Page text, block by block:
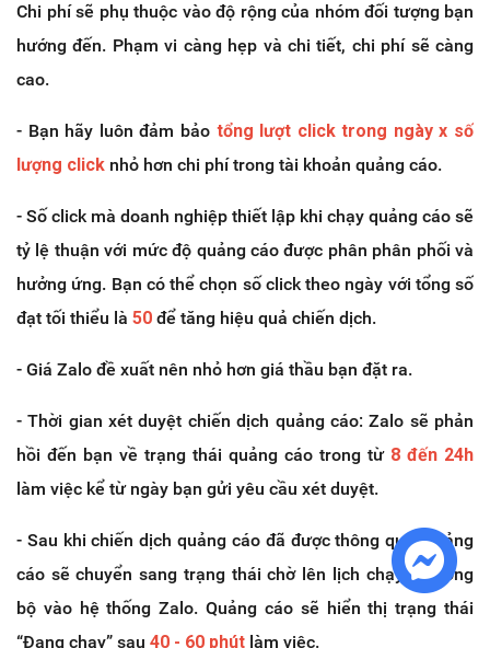
Chi phí sẽ phụ thuộc vào độ rộng của nhóm đối tượng bạn
hướng đến. Phạm vi càng hẹp và chi tiết, chi phí sẽ càng
cao.
- Bạn hãy luôn đảm bảo tổng lượt click trong ngày x số
lượng click nhỏ hơn chi phí trong tài khoản quảng cáo.
- Số click mà doanh nghiệp thiết lập khi chạy quảng cáo sẽ
tỷ lệ thuận với mức độ quảng cáo được phân phân phối và
hưởng ứng. Bạn có thể chọn số click theo ngày với tổng số
đạt tối thiểu là 50 để tăng hiệu quả chiến dịch.
- Giá Zalo đề xuất nên nhỏ hơn giá thầu bạn đặt ra.
- Thời gian xét duyệt chiến dịch quảng cáo: Zalo sẽ phản
hồi đến bạn về trạng thái quảng cáo trong từ 8 đến 24h
làm việc kể từ ngày bạn gửi yêu cầu xét duyệt.
- Sau khi chiến dịch quảng cáo đã được thông qua, quảng
cáo sẽ chuyển sang trạng thái chờ lên lịch chạy và đồng
bộ vào hệ thống Zalo. Quảng cáo sẽ hiển thị trạng thái
“Đang chạy” sau 40 - 60 phút làm việc.